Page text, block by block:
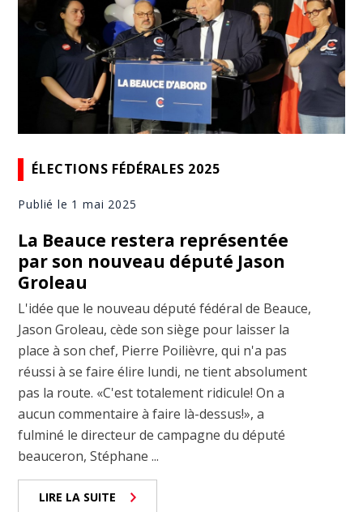
ÉLECTIONS FÉDÉRALES 2025
Publié le 1 mai 2025
La Beauce restera représentée
par son nouveau député Jason
Groleau
L'idée que le nouveau député fédéral de Beauce,
Jason Groleau, cède son siège pour laisser la
place à son chef, Pierre Poilièvre, qui n'a pas
réussi à se faire élire lundi, ne tient absolument
pas la route. «C'est totalement ridicule! On a
aucun commentaire à faire là-dessus!», a
fulminé le directeur de campagne du député
beauceron, Stéphane ...
LIRE LA SUITE